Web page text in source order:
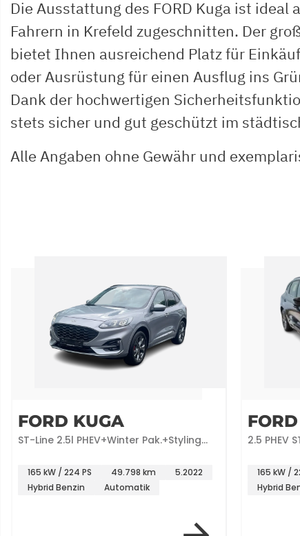
Die Ausstattung des FORD Kuga ist ideal
Fahrern in Krefeld zugeschnitten. Der
bietet Ihnen ausreichend Platz für
oder Ausrüstung für einen Ausflug ins
Dank der hochwertigen
stets sicher und gut geschützt im
Alle Angaben ohne Gewähr und
FORD KUGA
ST-Line 2.5l PHEV+Winter Pak.+Styling
165 kW / 224 PS 49.798 km
5.2022
Hybrid Benzin
Automatik
2.5 PHEV
165 kW /
Hybrid